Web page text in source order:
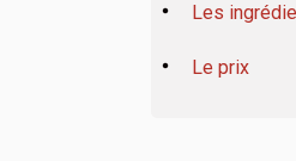
Les
Le prix